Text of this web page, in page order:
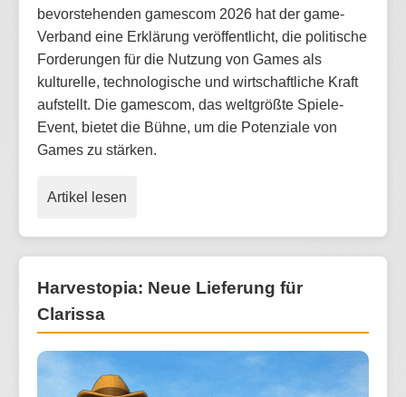
bevorstehenden gamescom 2026 hat der game-
Verband eine Erklärung veröffentlicht, die politische
Forderungen für die Nutzung von Games als
kulturelle, technologische und wirtschaftliche Kraft
aufstellt. Die gamescom, das weltgrößte Spiele-
Event, bietet die Bühne, um die Potenziale von
Games zu stärken.
Artikel lesen
Harvestopia: Neue Lieferung für
Clarissa